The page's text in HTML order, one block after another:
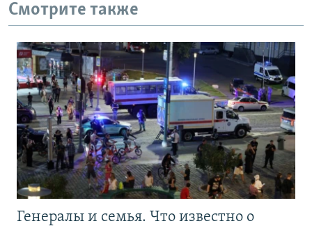
Смотрите также
Генералы и семья. Что известно о